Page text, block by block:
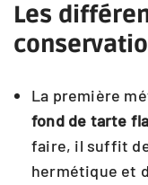
Les
La première
fond de tarte
faire, il suffit
hermétique et